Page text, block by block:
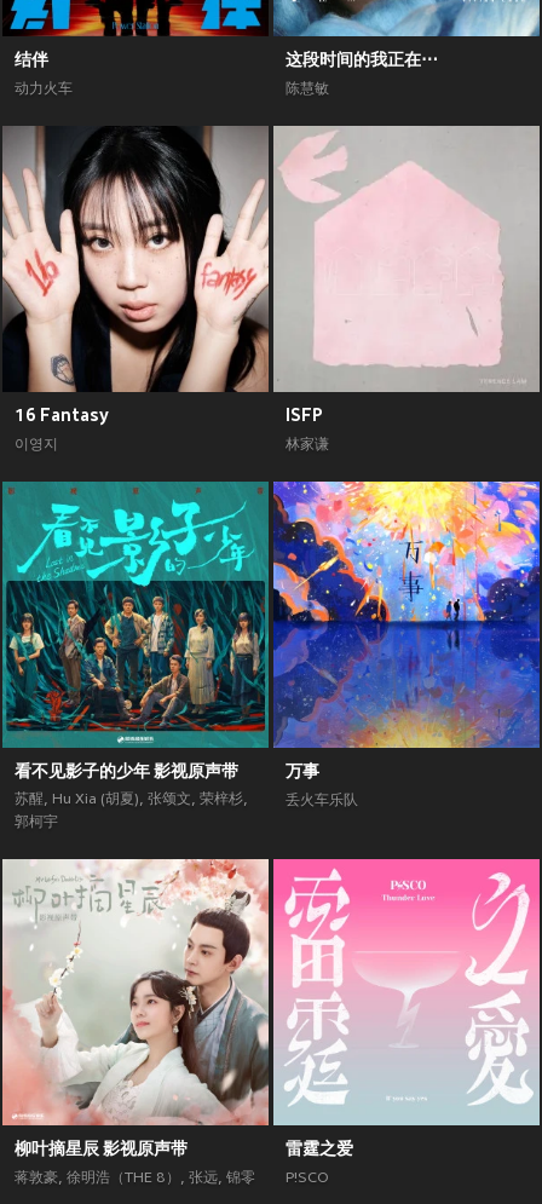
结伴
动力火车
这段时间的我正在⋯
陈慧敏
16 Fantasy
이영지
ISFP
林家谦
看不见影子的少年 影视原声带
苏醒, Hu Xia (胡夏), 张颂文, 荣梓杉,
郭柯宇
万事
丢火车乐队
柳叶摘星辰 影视原声带
蒋敦豪, 徐明浩（THE 8） , 张远, 锦零
雷霆之爱
P!SCO